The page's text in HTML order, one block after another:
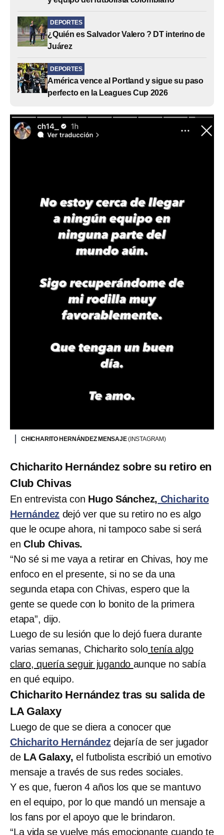
DEPORTES
¿Quién es Salvador Valero ? DT interino de
Juárez
DEPORTES
América vence al Portland y sigue su paso
perfecto en la Leagues Cup 2026
CHICHARITO HERNÁNDEZ MENSAJE(INSTAGRAM)
Chicharito Hernández sobre su retiro en
Club Chivas
En entrevista con Hugo Sánchez, Chicharito
Hernández dejó ver que su retiro no es algo
que le ocupe ahora, ni tampoco sabe si será
en Club Chivas.
“No sé si me vaya a retirar en Chivas, hoy me
enfoco en el presente, si no se da una
segunda etapa con Chivas, espero que la
gente se quede con lo bonito de la primera
etapa”, dijo.
Luego de su lesión que lo dejó fuera durante
varias semanas, Chicharito solotenía algo
claro, quería seguir jugando aunque no sabía
en qué equipo.
Chicharito Hernández tras su salida de
LA Galaxy
Luego de que se diera a conocer que
Chicharito Hernández dejaría de ser jugador
de LA Galaxy, el futbolista escribió un emotivo
mensaje a través de sus redes sociales.
Y es que, fueron 4 años los que se mantuvo
en el equipo, por lo que mandó un mensaje a
los fans por el apoyo que le brindaron.
“La vida se vuelve más emocionante cuando te